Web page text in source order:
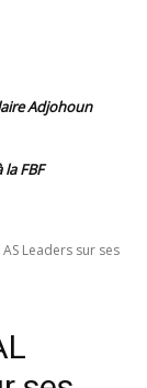
Adjohoun
FBF